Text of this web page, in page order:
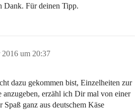
Dank. Für deinen Tipp.
2016 um 20:37
dazu gekommen bist, Einzelheiten zur
erzähl ich Dir mal von einer
ganz aus deutschem Käse